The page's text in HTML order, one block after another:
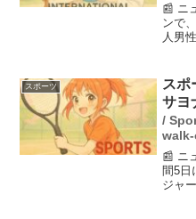
📰 ニ
ンで
人男
日本
詳し
スポーツ
スポ
サヨ
/
📰 ニ
間5日
ジャ